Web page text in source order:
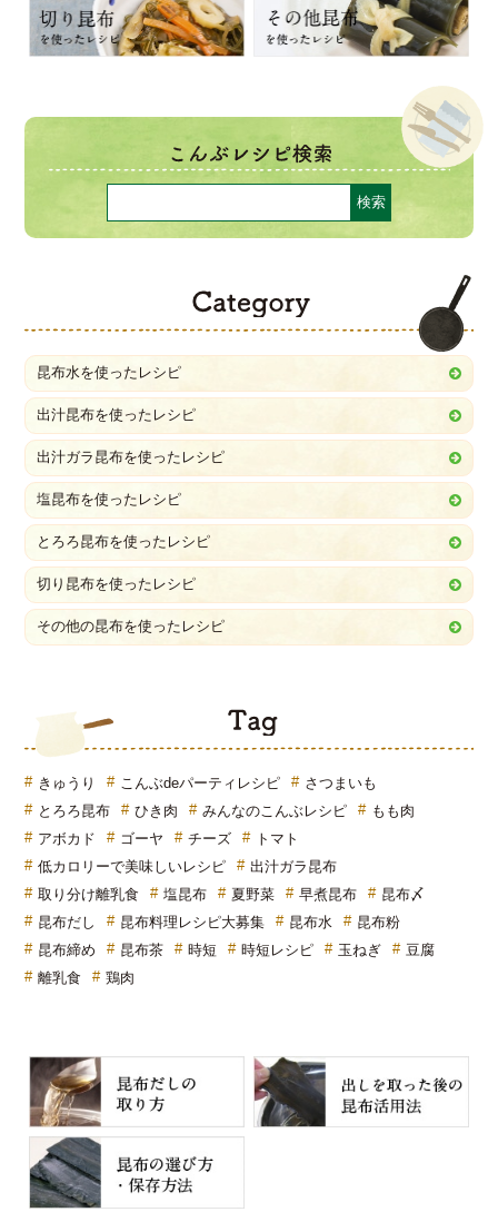
昆布水を使ったレシピ
出汁昆布を使ったレシピ
出汁ガラ昆布を使ったレシピ
塩昆布を使ったレシピ
とろろ昆布を使ったレシピ
切り昆布を使ったレシピ
その他の昆布を使ったレシピ
きゅうり こんぶdeパーティレシピ
さつまいも
とろろ昆布
ひき肉 みんなのこんぶレシピ
もも肉
アボカド
ゴーヤ チーズ
トマト
低カロリーで美味しいレシピ
出汁ガラ昆布
取り分け離乳食
塩昆布 夏野菜 早煮昆布
昆布〆
昆布だし
昆布料理レシピ大募集 昆布水
昆布粉
昆布締め
昆布茶 時短 時短レシピ 玉ねぎ
豆腐
離乳食
鶏肉